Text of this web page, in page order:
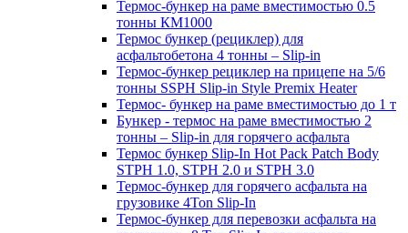
Термос-бункер на раме вместимостью 0.5
тонны КМ1000
Термос бункер (рециклер) для
асфальтобетона 4 тонны – Slip-in
Термос-бункер рециклер на прицепе на 5/6
тонны SSPH Slip-in Style Premix Heater
Термос- бункер на раме вместимостью до 1 т
Бункер - термос на раме вместимостью 2
тонны – Slip-in для горячего асфальта
Термос бункер Slip-In Hot Pack Patch Body
STPH 1.0, STPH 2.0 и STPH 3.0
Термос-бункер для горячего асфальта на
грузовике 4Ton Slip-In
Термос-бункер для перевозки асфальта на